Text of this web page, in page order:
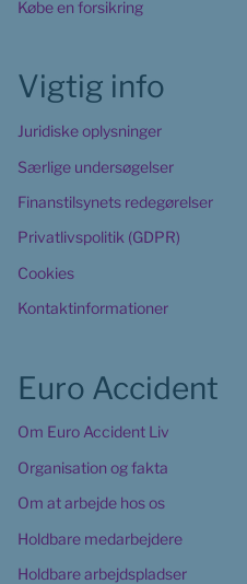
Købe en forsikring
Vigtig info
Juridiske oplysninger
Særlige undersøgelser
Finanstilsynets redegørelser
Privatlivspolitik (GDPR)
Cookies
Kontaktinformationer
Euro Accident
Om Euro Accident Liv
Organisation og fakta
Om at arbejde hos os
Holdbare medarbejdere
Holdbare arbejdspladser